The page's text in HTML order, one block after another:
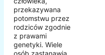
przekazywana
potomstwu przez
rodziców zgodnie
z prawami
genetyki. Wiele
osób zastanawia